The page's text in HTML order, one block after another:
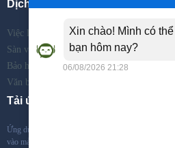
Dịch vụ
Việc làm
Sàn việc làm
Bảo hiểm thất nghiệp
Văn bản
Tải ứng dụng
Ứng dụng tìm việc và tuyển dụng trên di động đầu
vào mảng tuyển dụng và tìm kiếm việc làm của 3